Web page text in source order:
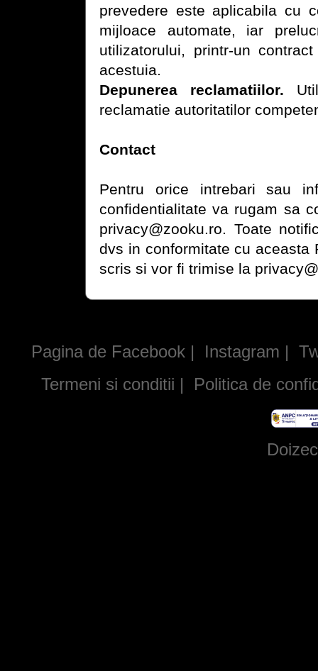
prevedere este aplicabila cu
mijloace automate, iar
utilizatorului, printr-un
acestuia.
Depunerea reclamatiilor.
reclamatie autoritatilor
Contact
Pentru orice intrebari sau
confidentialitate va rugam sa
privacy@zooku.ro. Toate
dvs in conformitate cu aceasta
scris si vor fi trimise la
Pagina de Facebook| Instagram |
Termeni si conditii | Politica de